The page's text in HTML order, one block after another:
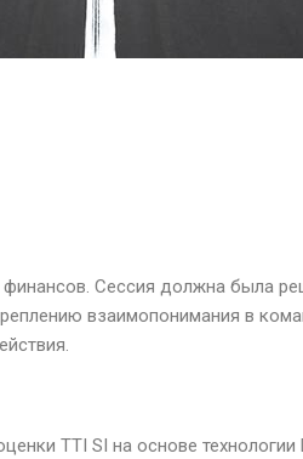
Сессия должна была
взаимопонимания в
TTI SI на основе